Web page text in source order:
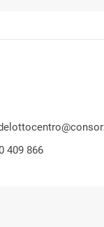
409 866